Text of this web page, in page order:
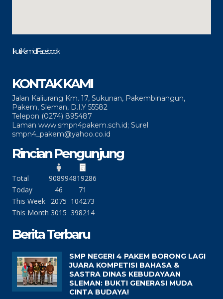
Ikuti Kami di Facebook
KONTAK KAMI
Jalan Kaliurang Km. 17, Sukunan, Pakembinangun,
Pakem, Sleman, D.I.Y 55582
Telepon (0274) 895487
Laman www.smpn4pakem.sch.id; Surel
smpn4_pakem@yahoo.co.id
Rincian Pengunjung
Total 908994819286
Today
46
71
This Week
2075 104273
This Month 3015 398214
Berita Terbaru
SMP NEGERI 4 PAKEM BORONG LAGI
JUARA KOMPETISI BAHASA &
SASTRA DINAS KEBUDAYAAN
SLEMAN: BUKTI GENERASI MUDA
CINTA BUDAYA!